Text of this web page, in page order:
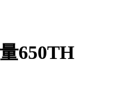
650TH